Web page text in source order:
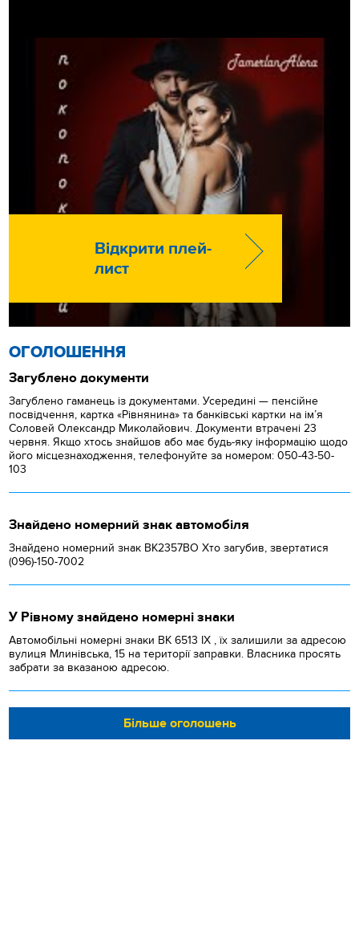
Відкрити плей-
лист
ОГОЛОШЕННЯ
Загублено документи
Загублено гаманець із документами. Усередині — пенсійне
посвідчення, картка «Рівнянина» та банківські картки на ім’я
Соловей Олександр Миколайович. Документи втрачені 23
червня. Якщо хтось знайшов або має будь-яку інформацію щодо
його місцезнаходження, телефонуйте за номером: 050-43-50-
103
Знайдено номерний знак автомобіля
Знайдено номерний знак ВК2357ВО Хто загубив, звертатися
(096)-150-7002
У Рівному знайдено номерні знаки
Автомобільні номерні знаки BK 6513 IX , їх залишили за адресою
вулиця Млинівська, 15 на території заправки. Власника просять
забрати за вказаною адресою.
Більше оголошень